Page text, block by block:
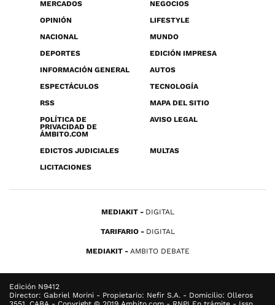
MERCADOS
NEGOCIOS
OPINIÓN
LIFESTYLE
NACIONAL
MUNDO
DEPORTES
EDICIÓN IMPRESA
INFORMACIÓN GENERAL
AUTOS
ESPECTÁCULOS
TECNOLOGÍA
RSS
MAPA DEL SITIO
POLÍTICA DE
PRIVACIDAD DE
ÁMBITO.COM
AVISO LEGAL
EDICTOS JUDICIALES
MULTAS
LICITACIONES
MEDIAKIT DIGITAL
TARIFARIO DIGITAL
MEDIAKIT AMBITO DEBATE
Edición N9412
Director: Gabriel Morini - Propietario: Nefir S.A. - Domicilio: Olleros